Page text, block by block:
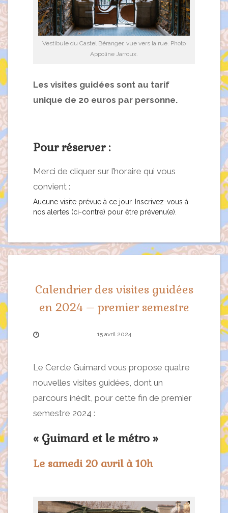
Vestibule du Castel Béranger, vue vers la rue. Photo
Appoline Jarroux.
Les visites guidées sont au tarif
unique de 20 euros par personne.
Pour réserver :
Merci de cliquer sur l’horaire qui vous
convient :
Aucune visite prévue à ce jour. Inscrivez-vous à
nos alertes (ci-contre) pour être prévenu(e).
Calendrier des visites guidées
en 2024 – premier semestre
15 avril 2024
Le Cercle Guimard vous propose quatre
nouvelles visites guidées, dont un
parcours inédit, pour cette fin de premier
semestre 2024 :
« Guimard et le métro »
Le samedi 20 avril à 10h